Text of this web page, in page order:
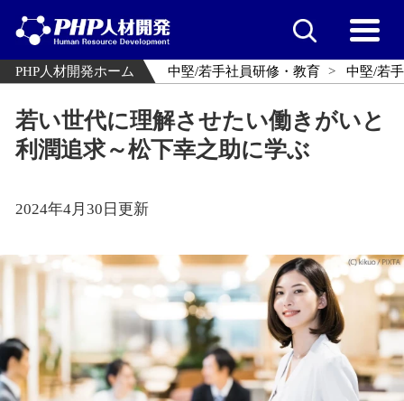
PHP人材開発ホーム 中堅/若手社員研修・教育 中堅/若
若い世代に理解させたい働きがいと
利潤追求～松下幸之助に学ぶ
2024年4月30日更新